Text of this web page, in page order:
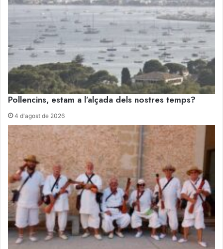
Pollencins, estam a l’alçada dels nostres temps?
4 d'agost de 2026